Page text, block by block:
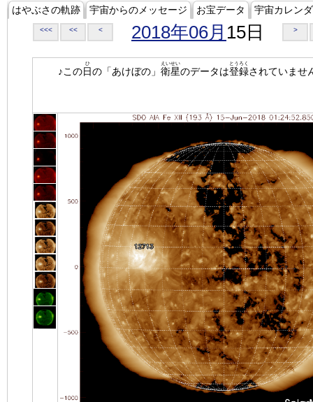
はやぶさの軌跡 宇宙からのメッセージ お宝データ 宇宙カレン
<<< << < 2018年06月 15日 >
♪この日
ひ
の「あけぼの」 衛星
えいせい
のデータは登録
とうろく
されていませ